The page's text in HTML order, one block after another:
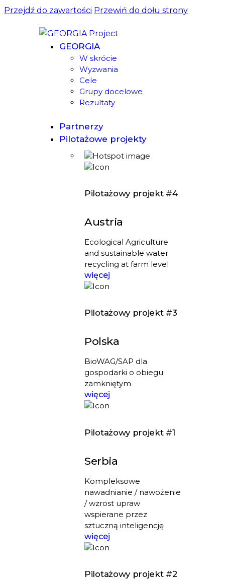
Przejdź do zawartości Przewiń do dołu strony
GEORGIA
W skrócie
Wyzwania
Cele
Grupy docelowe
Rezultaty
Partnerzy
Pilotażowe projekty
Pilotażowy projekt #4
Austria
Ecological Agriculture
and sustainable water
recycling at farm level
więcej
Pilotażowy projekt #3
Polska
BioWAG/SAP dla
gospodarki o obiegu
zamkniętym
więcej
Pilotażowy projekt #1
Serbia
Kompleksowe
nawadnianie / nawożenie
/ wzrost upraw
wspierane przez
sztuczną inteligencję
więcej
Pilotażowy projekt #2